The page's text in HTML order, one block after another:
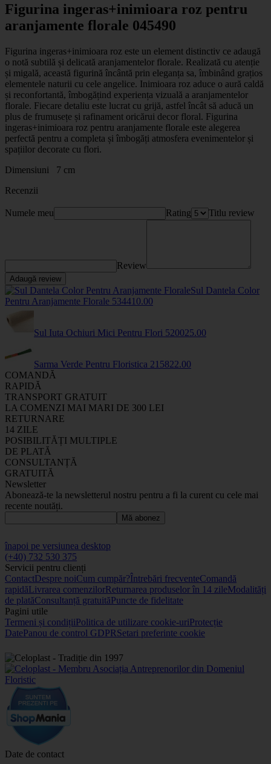
Figurina ingeras+inimioara roz pentru
aranjamente florale 045490
Figurina ingeras+inimioara roz este un element distinctiv ce adaugă
o notă subtilă și delicată aranjamentelor florale. Realizată cu atenție
și migală, această figurină încântă prin eleganța sa, îmbinând grațios
elementele naturii cu cele angelice. Inimioara roz aduce o aură caldă
și reconfortantă, îmbogățind experiența vizuală a aranjamentelor
florale. Fiecare detaliu este lucrat cu grijă, astfel încât să aducă un
plus de frumusețe și rafinament oricărui decor floral. Figurina
ingeras+inimioara roz pentru aranjamente florale este alegerea
perfectă pentru a completa și îmbogăți atmosfera evenimentelor și
spațiilor decorate cu flori.
Dimensiuni 7 cm
Recenzii
Numele meu Rating Titlu review
Review
Adaugă review
Sul Dantela Color
Pentru Aranjamente Florale 534410.00
Sul Iuta Ochiuri Mici Pentru Flori 520025.00
Sarma Verde Pentru Floristica 215822.00
COMANDĂ
RAPIDĂ
TRANSPORT GRATUIT
LA COMENZI MAI MARI DE 300 LEI
RETURNARE
14 ZILE
POSIBILITĂȚI MULTIPLE
DE PLATĂ
CONSULTANȚĂ
GRATUITĂ
Newsletter
Abonează-te la newsletterul nostru pentru a fi la curent cu cele mai
recente noutăți.
Mă abonez
înapoi pe versiunea desktop
(+40) 732 530 375
Servicii pentru clienți
ContactDespre noiCum cumpăr?Întrebări frecventeComandă
rapidăLivrarea comenzilorReturnarea produselor în 14 zileModalități
de platăConsultanță gratuităPuncte de fidelitate
Pagini utile
Termeni și condițiiPolitica de utilizare cookie-uriProtecție
DatePanou de control GDPRSetari preferinte cookie
Date de contact